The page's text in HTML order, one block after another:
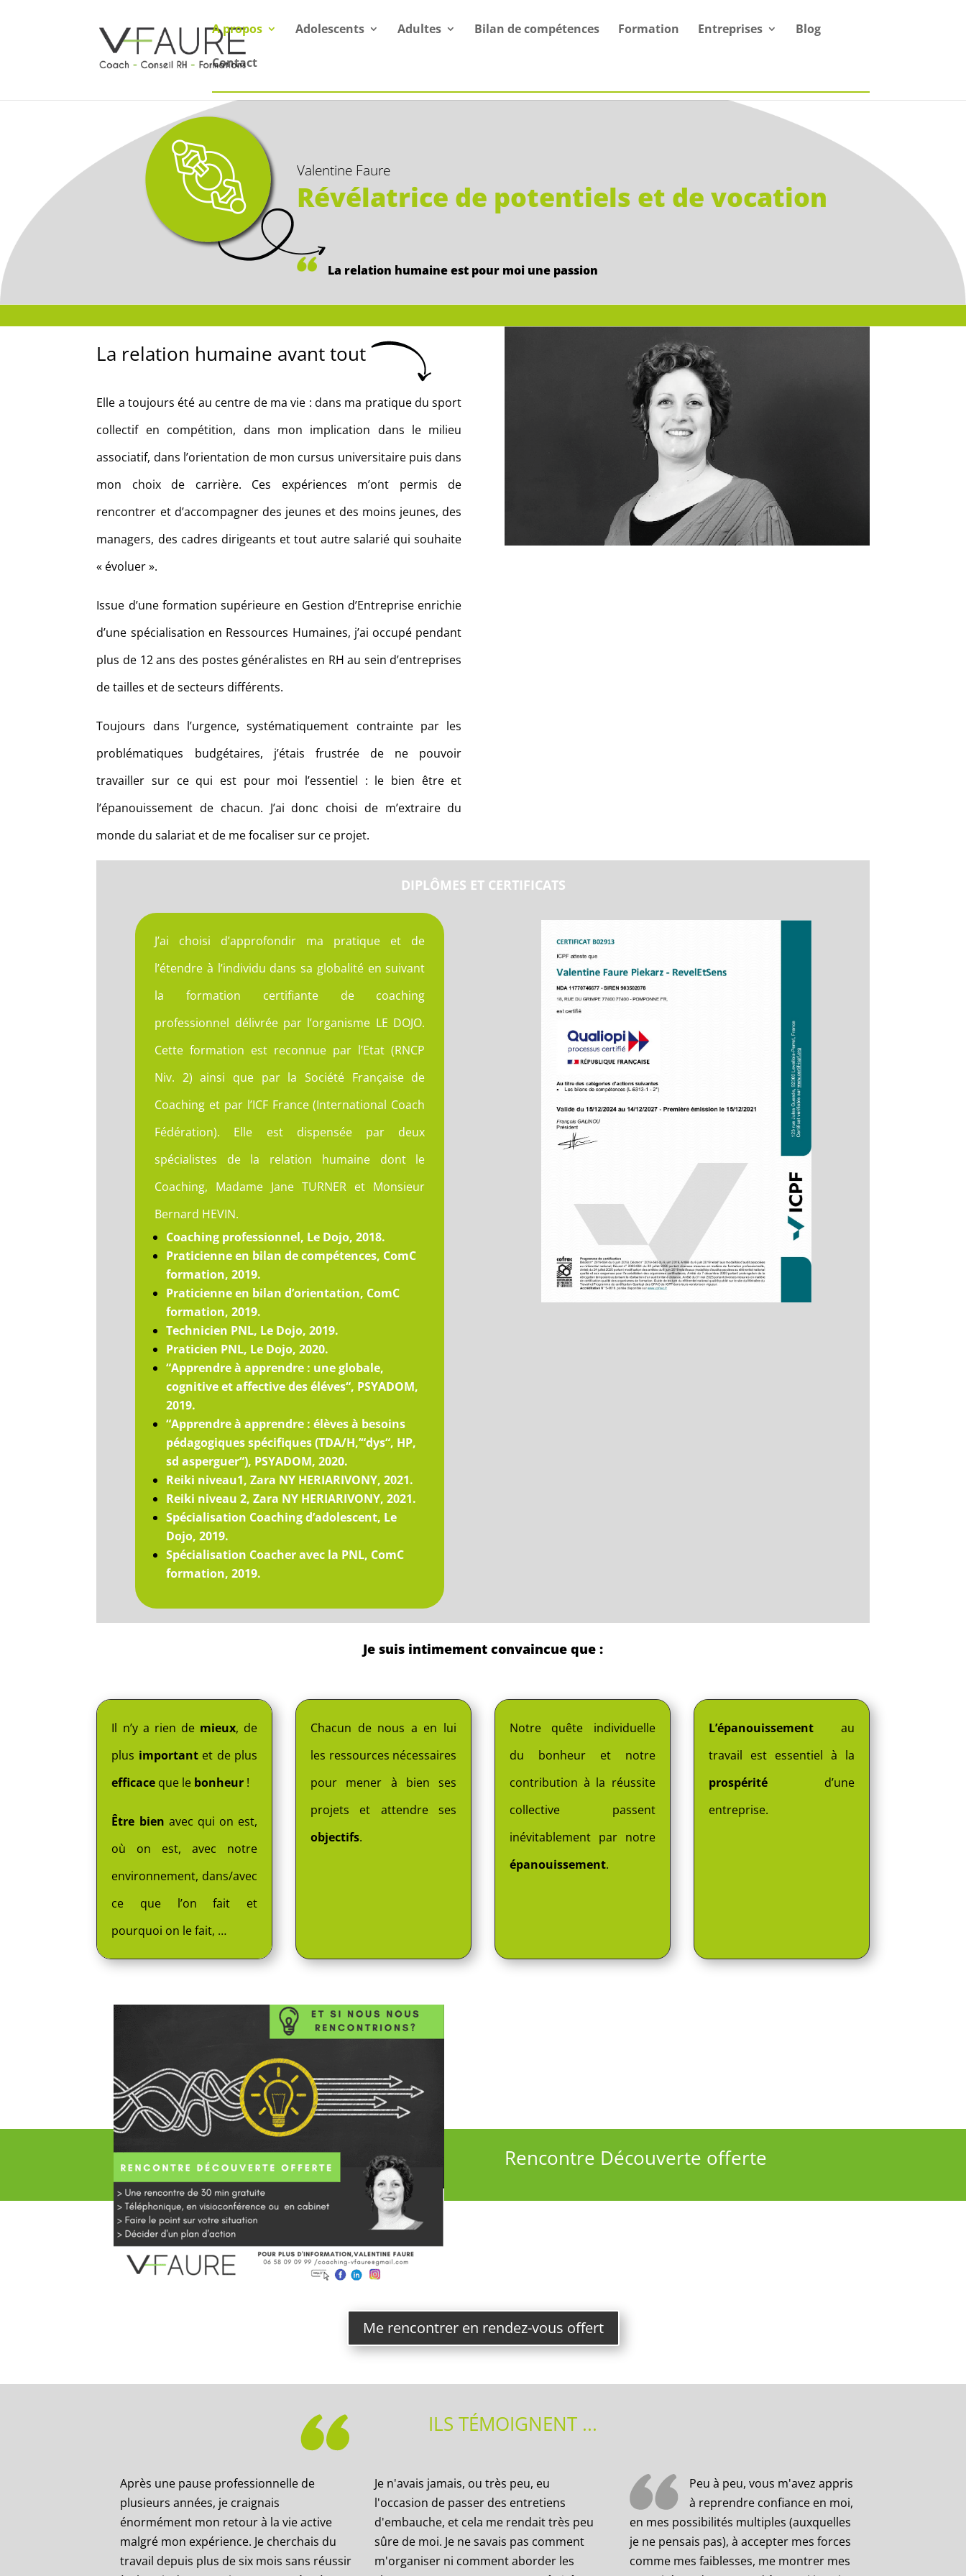
A propos Adolescents Adultes Bilan de compétences Formation Entreprises Blog
Contact
Valentine Faure
Révélatrice de potentiels et de vocation
La relation humaine est pour moi une passion
La relation humaine avant tout
Elle a toujours été au centre de ma vie : dans ma pratique du sport
collectif en compétition, dans mon implication dans le milieu
associatif, dans l’orientation de mon cursus universitaire puis dans
mon choix de carrière. Ces expériences m’ont permis de
rencontrer et d’accompagner des jeunes et des moins jeunes, des
managers, des cadres dirigeants et tout autre salarié qui souhaite
« évoluer ».
Issue d’une formation supérieure en Gestion d’Entreprise enrichie
d’une spécialisation en Ressources Humaines, j’ai occupé pendant
plus de 12 ans des postes généralistes en RH au sein d’entreprises
de tailles et de secteurs différents.
Toujours dans l’urgence, systématiquement contrainte par les
problématiques budgétaires, j’étais frustrée de ne pouvoir
travailler sur ce qui est pour moi l’essentiel : le bien être et
l’épanouissement de chacun. J’ai donc choisi de m’extraire du
monde du salariat et de me focaliser sur ce projet.
DIPLÔMES ET CERTIFICATS
J’ai choisi d’approfondir ma pratique et de
l’étendre à l’individu dans sa globalité en suivant
la formation certifiante de coaching
professionnel délivrée par l’organisme LE DOJO.
Cette formation est reconnue par l’Etat (RNCP
Niv. 2) ainsi que par la Société Française de
Coaching et par l’ICF France (International Coach
Fédération). Elle est dispensée par deux
spécialistes de la relation humaine dont le
Coaching, Madame Jane TURNER et Monsieur
Bernard HEVIN.
Coaching professionnel, Le Dojo, 2018.
Praticienne en bilan de compétences, ComC
formation, 2019.
Praticienne en bilan d’orientation, ComC
formation, 2019.
Technicien PNL, Le Dojo, 2019.
Praticien PNL, Le Dojo, 2020.
“Apprendre à apprendre : une globale,
cognitive et affective des éléves“, PSYADOM,
2019.
“Apprendre à apprendre : élèves à besoins
pédagogiques spécifiques (TDA/H,’“dys“, HP,
sd asperguer“), PSYADOM, 2020.
Reiki niveau1, Zara NY HERIARIVONY, 2021.
Reiki niveau 2, Zara NY HERIARIVONY, 2021.
Spécialisation Coaching d’adolescent, Le
Dojo, 2019.
Spécialisation Coacher avec la PNL, ComC
formation, 2019.
Je suis intimement convaincue que :
Il n’y a rien de mieux, de
plus importantet de plus
efficace que le bonheur !
Être bien avec qui on est,
où on est, avec notre
environnement, dans/avec
ce que l’on fait et
pourquoi on le fait, …
Chacun de nous a en lui
les ressources nécessaires
pour mener à bien ses
projets et attendre ses
objectifs.
Notre quête individuelle
du bonheur et notre
contribution à la réussite
collective passent
inévitablement par notre
épanouissement.
L’épanouissementau
travail est essentiel à la
prospéritéd’une
entreprise.
Rencontre Découverte offerte
Me rencontrer en rendez-vous offert
ILS TÉMOIGNENT ...
Après une pause professionnelle de
plusieurs années, je craignais
énormément mon retour à la vie active
malgré mon expérience. Je cherchais du
travail depuis plus de six mois sans réussir
Je n'avais jamais, ou très peu, eu
l'occasion de passer des entretiens
d'embauche, et cela me rendait très peu
sûre de moi. Je ne savais pas comment
m'organiser ni comment aborder les
Peu à peu, vous m'avez appris
à reprendre confiance en moi,
en mes possibilités multiples (auxquelles
je ne pensais pas), à accepter mes forces
comme mes faiblesses, me montrer mes